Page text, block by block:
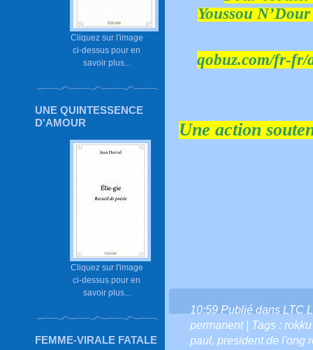
Cliquez sur l'image
ci-dessus pour en
savoir plus...
UNE QUINTESSENCE
D'AMOUR
Cliquez sur l'image
ci-dessus pour en
savoir plus...
FEMME-VIRALE FATALE
Youssou
qobuz.com/fr-
Une action
10:59 Publié dans LTC
permanent| Tags :
paul, president de l'ong